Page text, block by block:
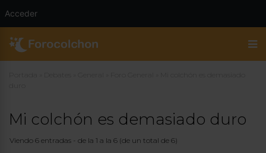
Mi colchón es demasiado duro
Viendo 6 entradas - de la 1 a la 6 (de un total de 6)
Acceder